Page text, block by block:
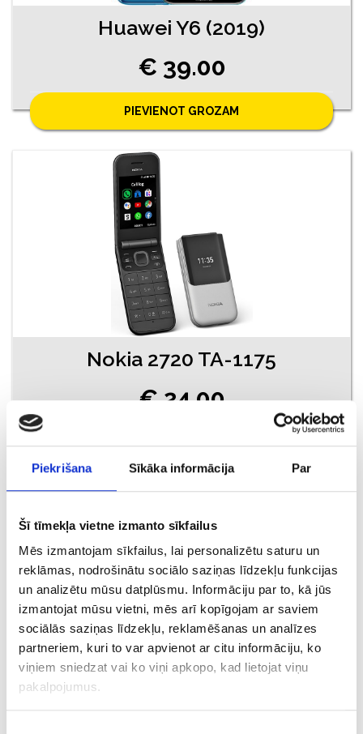
Piekrišana Sīkāka informācija Par
Šī tīmekļa vietne izmanto sīkfailus
Mēs izmantojam sīkfailus, lai personalizētu saturu un
reklāmas, nodrošinātu sociālo saziņas līdzekļu funkcijas
un analizētu mūsu datplūsmu. Informāciju par to, kā jūs
izmantojat mūsu vietni, mēs arī kopīgojam ar saviem
sociālās saziņas līdzekļu, reklamēšanas un analīzes
partneriem, kuri to var apvienot ar citu informāciju, ko
viņiem sniedzat vai ko viņi apkopo, kad lietojat viņu
pakalpojumus.
Huawei Y6 (2019)
€ 39.00
PIEVIENOT GROZAM
Nokia 2720 TA-1175
€ 24.00
Huawei P10 (VRT-L29)
€ 50.00